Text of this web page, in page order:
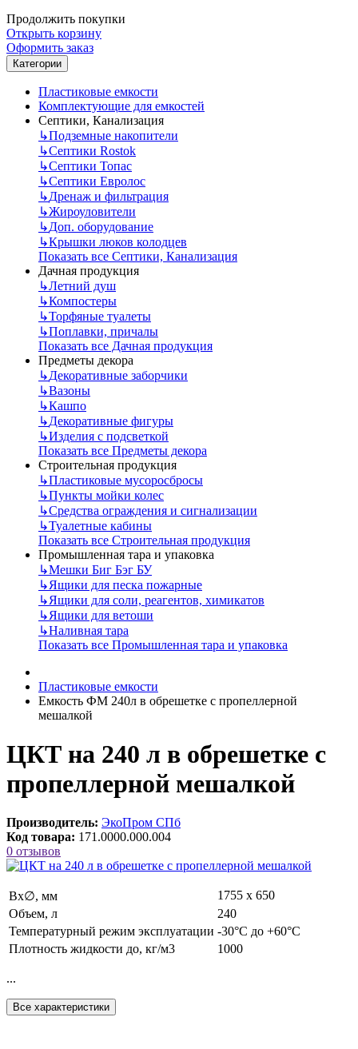
Продолжить покупки
Открыть корзину
Оформить заказ
Категории
Пластиковые емкости
Комплектующие для емкостей
Септики, Канализация
↳Подземные накопители
↳Септики Rostok
↳Септики Топас
↳Септики Евролос
↳Дренаж и фильтрация
↳Жироуловители
↳Доп. оборудование
↳Крышки люков колодцев
Показать все Септики, Канализация
Дачная продукция
↳Летний душ
↳Компостеры
↳Торфяные туалеты
↳Поплавки, причалы
Показать все Дачная продукция
Предметы декора
↳Декоративные заборчики
↳Вазоны
↳Кашпо
↳Декоративные фигуры
↳Изделия с подсветкой
Показать все Предметы декора
Строительная продукция
↳Пластиковые мусоросбросы
↳Пункты мойки колес
↳Средства ограждения и сигнализации
↳Туалетные кабины
Показать все Строительная продукция
Промышленная тара и упаковка
↳Мешки Биг Бэг БУ
↳Ящики для песка пожарные
↳Ящики для соли, реагентов, химикатов
↳Ящики для ветоши
↳Наливная тара
Показать все Промышленная тара и упаковка
Пластиковые емкости
Емкость ФМ 240л в обрешетке c пропеллерной
мешалкой
ЦКТ на 240 л в обрешетке c
пропеллерной мешалкой
Производитель: ЭкоПром СПб
Код товара: 171.0000.000.004
0 отзывов
Вx∅, мм
1755 х 650
Объем, л
240
Температурный режим эксплуатации -30°C до +60°C
Плотность жидкости до, кг/м3
1000
...
Все характеристики